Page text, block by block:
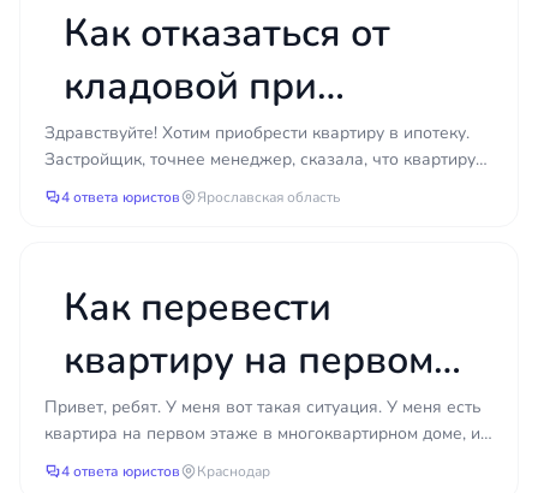
Как отказаться от
кладовой при
покупке квартиры у
застройщика?
Здравствуйте! Хотим приобрести квартиру в ипотеку.
Застройщик, точнее менеджер, сказала, что квартиру
можно купить только с кладовой. Находимся на ста...
4 ответа юристов Ярославская область
Как перевести
квартиру на первом
этаже в нежилое
помещение для
Привет, ребят. У меня вот такая ситуация. У меня есть
квартира на первом этаже в многоквартирном доме, и
я хочу открыть там небольшой магазин. Помещен...
4 ответа юристов Краснодар